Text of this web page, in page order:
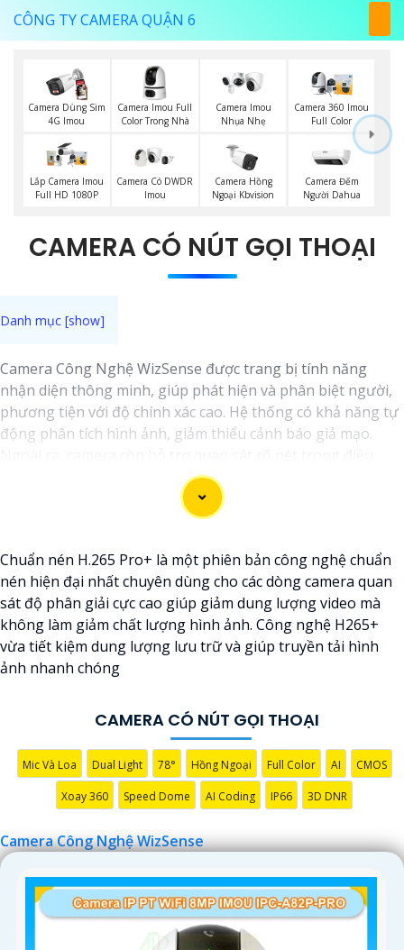
CÔNG TY CAMERA QUẬN 6
Camera Dùng Sim
4G Imou
Camera Imou Full
Color Trong Nhà
Camera Imou
Nhụa Nhẹ
Camera 360 Imou
Full Color
Lắp Camera Imou
Full HD 1080P
Camera Có DWDR
Imou
Camera Hồng
Ngoại Kbvision
Camera Đếm
Người Dahua
CAMERA CÓ NÚT GỌI THOẠI
Camera Công Nghệ WizSense được trang bị tính năng
nhận diện thông minh, giúp phát hiện và phân biệt người,
phương tiện với độ chính xác cao. Hệ thống có khả năng tự
động phân tích hình ảnh, giảm thiểu cảnh báo giả mạo.
kiện ánh sáng yếu nhờ công nghệ Starlight và các tính
năng này giúp nâng cao hiệu quả giám sát và bảo vệ an
Chuẩn nén H.265 Pro+ là một phiên bản công nghệ chuẩn
nén hiện đại nhất chuyên dùng cho các dòng camera quan
sát độ phân giải cực cao giúp giảm dung lượng video mà
không làm giảm chất lượng hình ảnh. Công nghệ H265+
vừa tiết kiệm dung lượng lưu trữ và giúp truyền tải hình
ảnh nhanh chóng
CAMERA CÓ NÚT GỌI THOẠI
Mic Và Loa Dual Light 78° Hồng Ngoại Full Color AI CMOS
Xoay 360 Speed Dome AI Coding IP66 3D DNR
Camera Công Nghệ WizSense